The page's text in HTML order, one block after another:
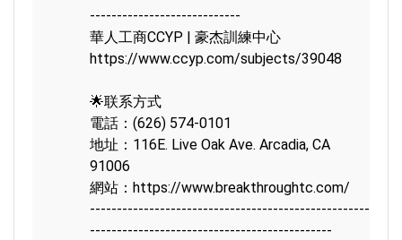
----------------------------
https://www.ccyp.com/subjects/39048
🌟联系方式
電話：(626) 574-0101
地址：116E. Live Oak Ave. Arcadia, CA
91006
網站： https://www.breakthroughtc.com/
----------------------------------------------------
---------------------------------------------